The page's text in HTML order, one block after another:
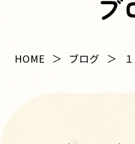
ブ
HOME ブログ